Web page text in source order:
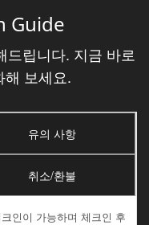
Guide
드립니다. 지금 바로
해 보세요.
유의 사항
취소/환불
인이 가능하며 체크인 후